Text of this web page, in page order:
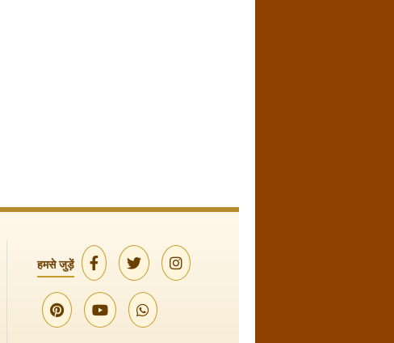
हमसे जुड़ें